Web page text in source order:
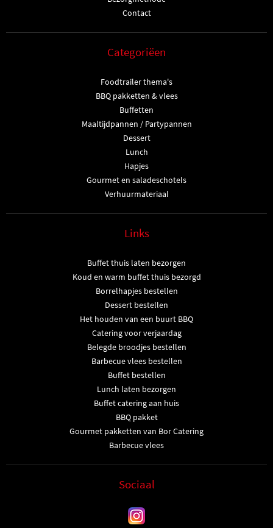
Contact
Categoriëen
Foodtrailer thema's
BBQ pakketten & vlees
Buffetten
Maaltijdpannen / Partypannen
Dessert
Lunch
Hapjes
Gourmet en saladeschotels
Verhuurmateriaal
Links
Buffet thuis laten bezorgen
Koud en warm buffet thuis bezorgd
Borrelhapjes bestellen
Dessert bestellen
Het houden van een buurt BBQ
Catering voor verjaardag
Belegde broodjes bestellen
Barbecue vlees bestellen
Buffet bestellen
Lunch laten bezorgen
Buffet catering aan huis
BBQ pakket
Gourmet pakketten van Bor Catering
Barbecue vlees
Sociaal